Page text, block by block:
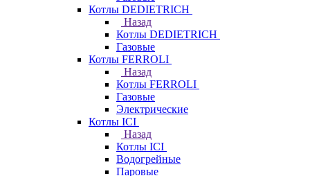
Котлы DEDIETRICH
Назад
Котлы DEDIETRICH
Газовые
Котлы FERROLI
Назад
Котлы FERROLI
Газовые
Электрические
Котлы ICI
Назад
Котлы ICI
Водогрейные
Паровые